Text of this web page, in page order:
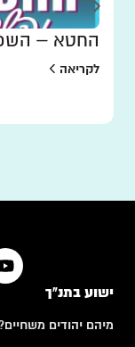
החטא –
לקריאה
ישוע בתנ"ך
מיהם יהודים